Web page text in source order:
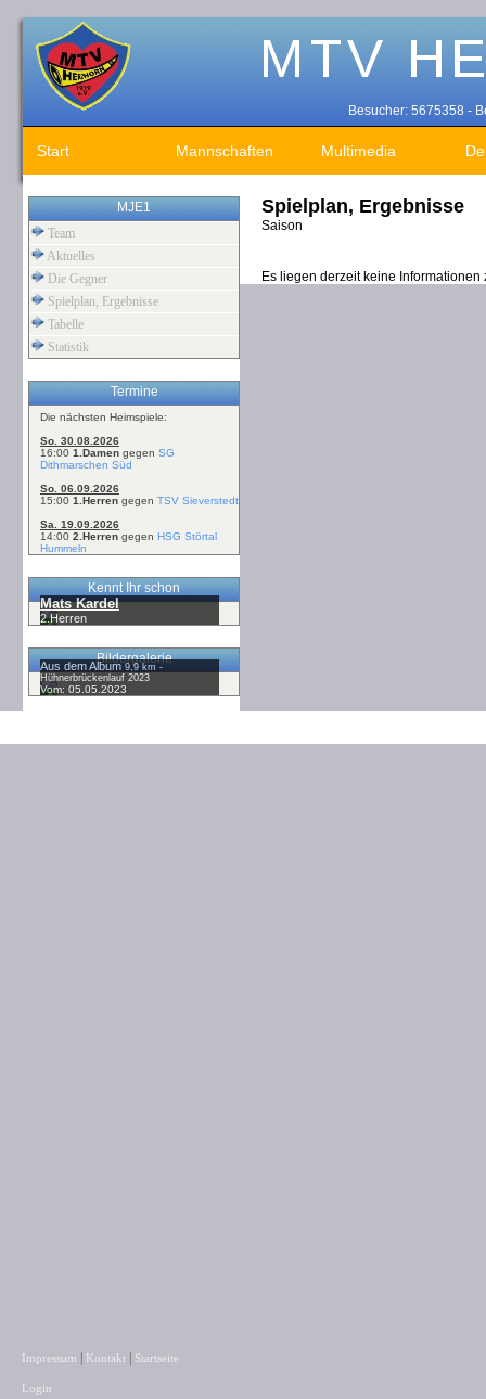
Besucher: 5675358 -
Start Mannschaften Multimedia
MJE1
Team
Aktuelles
Die Gegner
Spielplan, Ergebnisse
Tabelle
Statistik
Termine
Die nächsten Heimspiele:
So. 30.08.2026
16:00 1.Damen gegen SG
Dithmarschen Süd
So. 06.09.2026
15:00 1.Herren gegen TSV Sieverstedt
Sa. 19.09.2026
14:00 2.Herren gegen HSG Störtal
Hummeln
Kennt Ihr schon
Mats Kardel
2.Herren
Bildergalerie
Aus dem Album9,9 km -
Hühnerbrückenlauf 2023
Vom: 05.05.2023
Spielplan, Ergebnisse
Saison
Es liegen derzeit keine
Impressum Kontakt Startseite
Login